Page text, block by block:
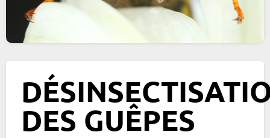
DES GUÊPES